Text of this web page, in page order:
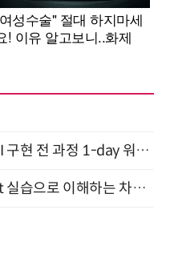
UX 기획·DESIGN.md 설계·AI 구현 전 과정 1-day 워크숍 with Claude Code·Codex 9월 15일 개최
“큐비트·양자 알고리즘·Qiskit 실습으로 이해하는 차세대 컴퓨팅” (8/28)